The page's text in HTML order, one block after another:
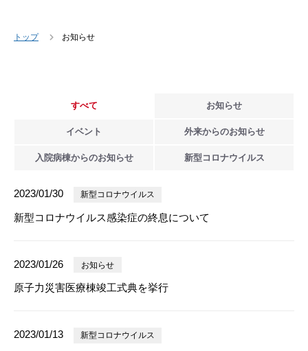
トップ お知らせ
すべて お知らせ
イベント 外来からのお知らせ
入院病棟からのお知らせ 新型 コロナウイルス
2023/01/30 新型コロナウイルス
新型コロナウイルス感染症の終息について
2023/01/26 お知らせ
原子力災害医療棟竣工式典を挙行
2023/01/13 新型コロナウイルス